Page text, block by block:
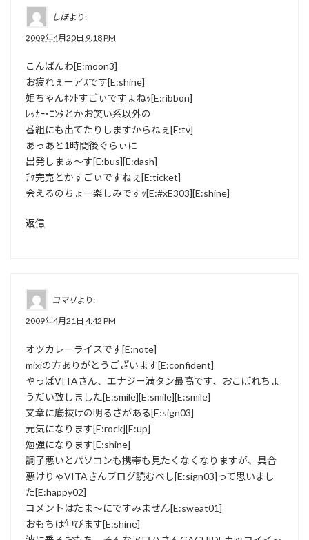
しほより:
2009年4月20日 9:18 PM
こんばんわ[E:moon3]
お疲れぇーﾗｲｽです[E:shine]
姫ちゃんﾎﾝﾄすごぃですょねｯ[E:ribbon]
ﾚｯｶｰ･ｴﾝﾀとかお笑い系以外の
番組にも出てたりしますからねぇ[E:tv]
あっあと1時間後ぐらぃに
出発しまぁ～す[E:bus][E:dash]
ﾁｹ完売とかすごぃですねぇ[E:ticket]
会えるのちょー楽しみですｯ[E:#xE303][E:shine]
返信
ヨマリより:
2009年4月21日 4:42 PM
オツカレーライスです[E:note]
mixiの方ありがとうございます[E:confident]
やっぱVITAさん、エナジー満タン最高です、おこぼれちょ
うだい致しました[E:smile][E:smile][E:smile]
文章に底抜けの明るさがある[E:sign03]
元気になります[E:rock][E:up]
勉強になります[E:shine]
調子悪いとパソコンも携帯も見たくなくなりますが、具合
悪けりゃVITAさんブログ読むべし[E:sign03]って思いまし
た[E:happy02]
コメントはたま〜にですみません[E:sweat01]
おもちは伸びます[E:shine]